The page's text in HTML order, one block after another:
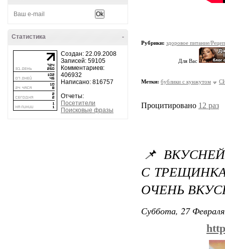
-
Статистика
Создан: 22.09.2008
Записей: 59105
Комментариев:
406932
Написано: 816757
Отчеты:
Посетители
Поисковые фразы
Рубрики: здоровое питание/
Для Вас
Метки: бублики с кунжутом
Процитировано 12 раз
📌
С
ОЧЕНЬ
Суббота, 27